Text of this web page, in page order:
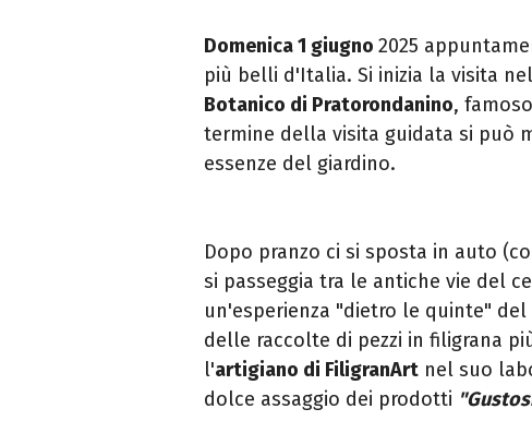
Domenica 1 giugno 2025
più belli d'Italia. Si inizia la visita
Botanico di Pratorondanino,
termine della visita guidata si può
essenze del giardino.
Dopo pranzo ci si sposta in auto
si passeggia tra le antiche vie del
un'esperienza "dietro le quinte" del
delle raccolte di pezzi in filigrana
l'artigiano di FiligranArt nel suo
dolce assaggio dei prodotti